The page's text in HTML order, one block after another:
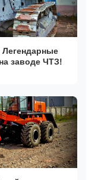
Легендарные
заводе ЧТЗ!